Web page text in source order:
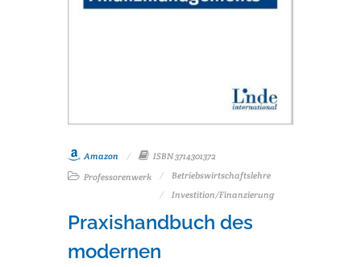
Amazon
ISBN 3714301372
Professorenwerk
Betriebswirtschaftslehre
Investition/Finanzierung
Praxishandbuch des
modernen